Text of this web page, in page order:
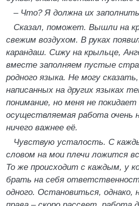
– Что? Я должна их
Сказал, поможет. Вышли на
свежим воздухом. В руках
карандаш. Сижу на крыльце,
вместе заполняем пустые
родного языка. Не могу
написанных на других языках
понимание, но меня не
осуществляемая работа очень
ничего важнее её.
Чувствую усталость. С
словом на мои плечи ложится
То же происходит с каждым, у
брать на себя
одного. Остановиться, однако,